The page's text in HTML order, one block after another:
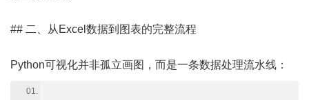
## 二、从Excel数据到图表的完整流程
Python可视化并非孤立画图，而是一条数据处理流水线：